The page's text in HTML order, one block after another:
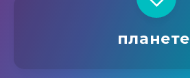
планете